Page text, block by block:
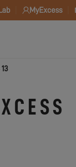
MyExcess